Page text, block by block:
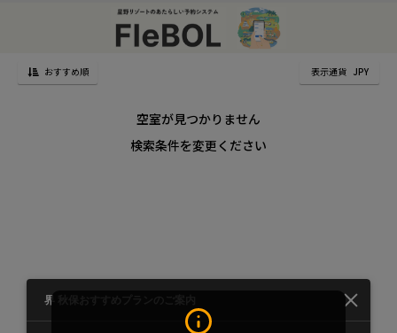
おすすめ順 表示通貨 JPY
空室が見つかりません
検索条件を変更ください
2026年 2月